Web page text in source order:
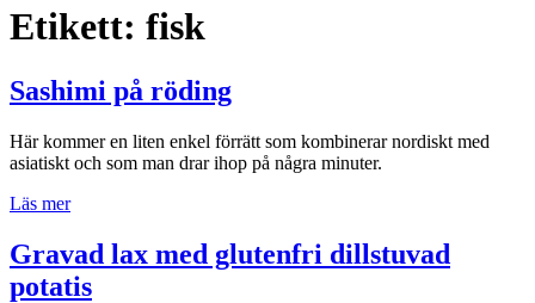
Etikett: fisk
Sashimi på röding
Här kommer en liten enkel förrätt som kombinerar nordiskt med
asiatiskt och som man drar ihop på några minuter.
Läs mer”Sashimi
röding”
Gravad lax med glutenfri dillstuvad
potatis